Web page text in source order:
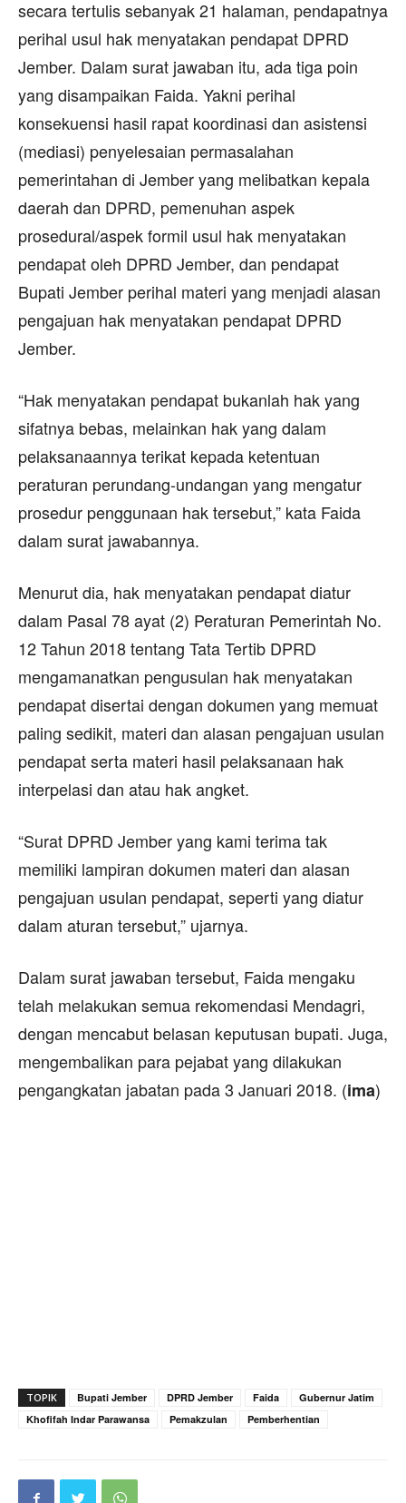
secara tertulis sebanyak 21 halaman, pendapatnya
perihal usul hak menyatakan pendapat DPRD
Jember. Dalam surat jawaban itu, ada tiga poin
yang disampaikan Faida. Yakni perihal
konsekuensi hasil rapat koordinasi dan asistensi
(mediasi) penyelesaian permasalahan
pemerintahan di Jember yang melibatkan kepala
daerah dan DPRD, pemenuhan aspek
prosedural/aspek formil usul hak menyatakan
pendapat oleh DPRD Jember, dan pendapat
Bupati Jember perihal materi yang menjadi alasan
pengajuan hak menyatakan pendapat DPRD
Jember.
“Hak menyatakan pendapat bukanlah hak yang
sifatnya bebas, melainkan hak yang dalam
pelaksanaannya terikat kepada ketentuan
peraturan perundang-undangan yang mengatur
prosedur penggunaan hak tersebut,” kata Faida
dalam surat jawabannya.
Menurut dia, hak menyatakan pendapat diatur
dalam Pasal 78 ayat (2) Peraturan Pemerintah No.
12 Tahun 2018 tentang Tata Tertib DPRD
mengamanatkan pengusulan hak menyatakan
pendapat disertai dengan dokumen yang memuat
paling sedikit, materi dan alasan pengajuan usulan
pendapat serta materi hasil pelaksanaan hak
interpelasi dan atau hak angket.
“Surat DPRD Jember yang kami terima tak
memiliki lampiran dokumen materi dan alasan
pengajuan usulan pendapat, seperti yang diatur
dalam aturan tersebut,” ujarnya.
Dalam surat jawaban tersebut, Faida mengaku
telah melakukan semua rekomendasi Mendagri,
dengan mencabut belasan keputusan bupati. Juga,
mengembalikan para pejabat yang dilakukan
pengangkatan jabatan pada 3 Januari 2018. (ima)
TOPIK Bupati Jember DPRD Jember Faida
Gubernur Jatim
Khofifah Indar Parawansa
Pemakzulan Pemberhentian